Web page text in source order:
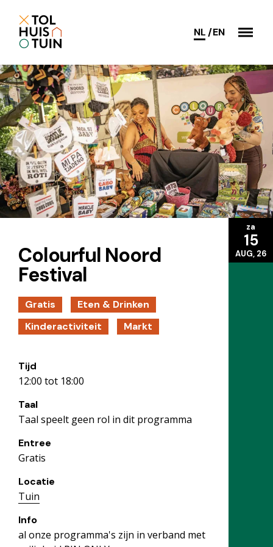
NL EN
za
15
AUG, 26
Colourful Noord
Festival
Gratis
Eten & Drinken
Kinderactiviteit
Markt
Tijd
12:00 tot 18:00
Taal
Taal speelt geen rol in dit programma
Entree
Gratis
Locatie
Tuin
Info
al onze programma's zijn in verband met